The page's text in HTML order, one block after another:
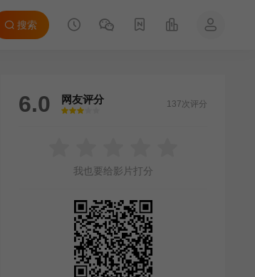
搜索
6.0 网友评分
很差
较差还行推荐力荐
137次评分
我也要给影片打分